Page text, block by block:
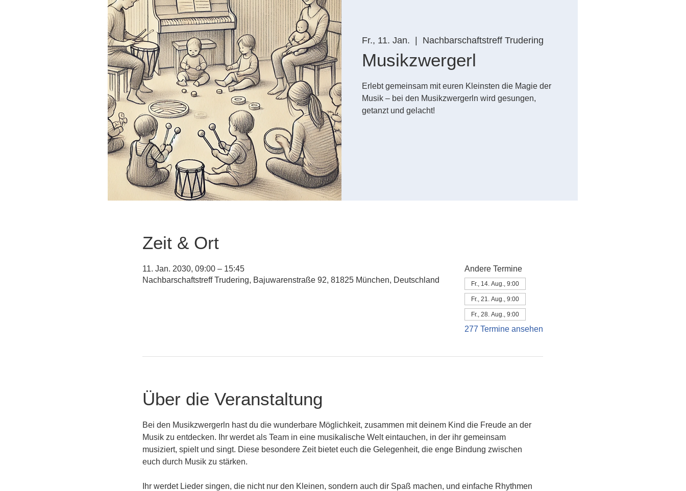
Fr., 11. Jan. Nachbarschaftstreff Trudering
Musikzwergerl
Erlebt gemeinsam mit euren Kleinsten die Magie der
Musik – bei den Musikzwergerln wird gesungen,
getanzt und gelacht!
Zeit & Ort
11. Jan. 2030, 09:00 – 15:45
Nachbarschaftstreff Trudering, Bajuwarenstraße 92, 81825 München, Deutschland
Andere Termine
Fr., 14. Aug., 9:00
Fr., 21. Aug., 9:00
Fr., 28. Aug., 9:00
277 Termine ansehen
Über die Veranstaltung
Bei den Musikzwergerln hast du die wunderbare Möglichkeit, zusammen mit deinem Kind die Freude an der
Musik zu entdecken. Ihr werdet als Team in eine musikalische Welt eintauchen, in der ihr gemeinsam
musiziert, spielt und singt. Diese besondere Zeit bietet euch die Gelegenheit, die enge Bindung zwischen
euch durch Musik zu stärken.
Ihr werdet Lieder singen, die nicht nur den Kleinen, sondern auch dir Spaß machen, und einfache Rhythmen